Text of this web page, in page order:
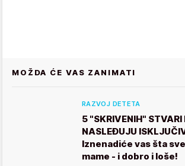
MOŽDA ĆE VAS ZANIMATI
RAZVOJ DETETA
5 "SKRIVENIH" STVARI
NASLEĐUJU
Iznenadiće vas šta
mame - i dobro i loše!